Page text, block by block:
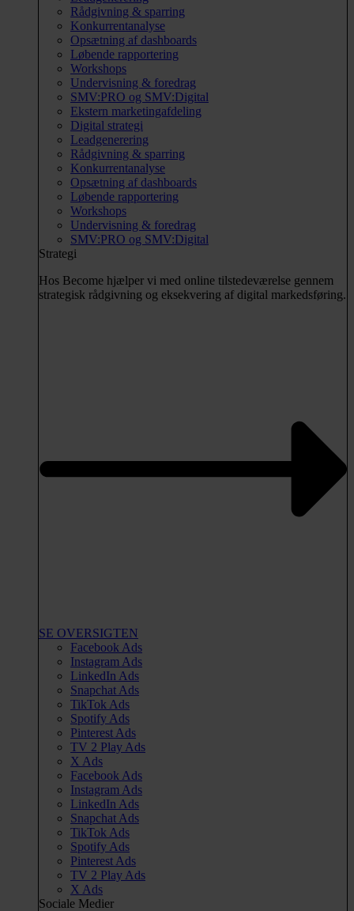
Rådgivning & sparring
Konkurrentanalyse
Opsætning af dashboards
Løbende rapportering
Workshops
Undervisning & foredrag
SMV:PRO og SMV:Digital
Ekstern marketingafdeling
Digital strategi
Leadgenerering
Rådgivning & sparring
Konkurrentanalyse
Opsætning af dashboards
Løbende rapportering
Workshops
Undervisning & foredrag
SMV:PRO og SMV:Digital
Strategi
Hos Become hjælper vi med online tilstedeværelse gennem
strategisk rådgivning og eksekvering af digital markedsføring.
SE OVERSIGTEN
Facebook Ads
Instagram Ads
LinkedIn Ads
Snapchat Ads
TikTok Ads
Spotify Ads
Pinterest Ads
TV 2 Play Ads
X Ads
Facebook Ads
Instagram Ads
LinkedIn Ads
Snapchat Ads
TikTok Ads
Spotify Ads
Pinterest Ads
TV 2 Play Ads
X Ads
Sociale Medier